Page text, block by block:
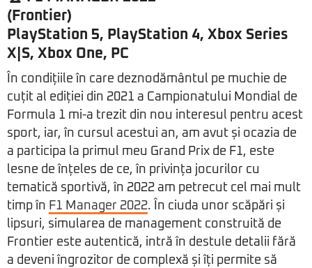
(Frontier)
PlayStation 5, PlayStation 4, Xbox Series
X|S, Xbox One, PC
În condițiile în care deznodământul pe muchie de
cuțit al ediției din 2021 a Campionatului Mondial de
Formula 1 mi-a trezit din nou interesul pentru acest
sport, iar, în cursul acestui an, am avut și ocazia de
a participa la primul meu Grand Prix de F1, este
lesne de înțeles de ce, în privința jocurilor cu
tematică sportivă, în 2022 am petrecut cel mai mult
timp în F1 Manager 2022. În ciuda unor scăpări și
lipsuri, simularea de management construită de
Frontier este autentică, intră în destule detalii fără
a deveni îngrozitor de complexă și îți permite să